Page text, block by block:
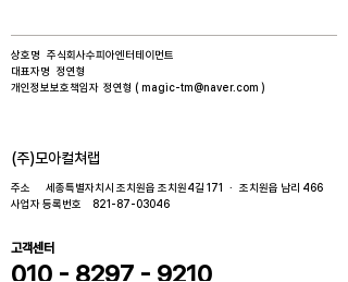
상호명 주식회사수피아엔터테이먼트​
대표자명 정연형​
개인정보보호책임자 정연형 ( magic-tm@naver.com )
​(주)모아컬쳐랩
주소 세종특별자치시 조치원읍 조치원4길 171 · 조치원읍 남리 466​
사업자 등록번호 821-87-03046
고객센터
010 - 8297 - 9210